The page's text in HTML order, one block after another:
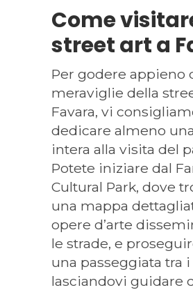
Come
street art a
Per godere appieno
meraviglie della
Favara, vi
dedicare almeno
intera alla visita del
Potete iniziare dal
Cultural Park, dove
una mappa
opere d’arte
le strade, e
una passeggiata tra
lasciandovi guidare